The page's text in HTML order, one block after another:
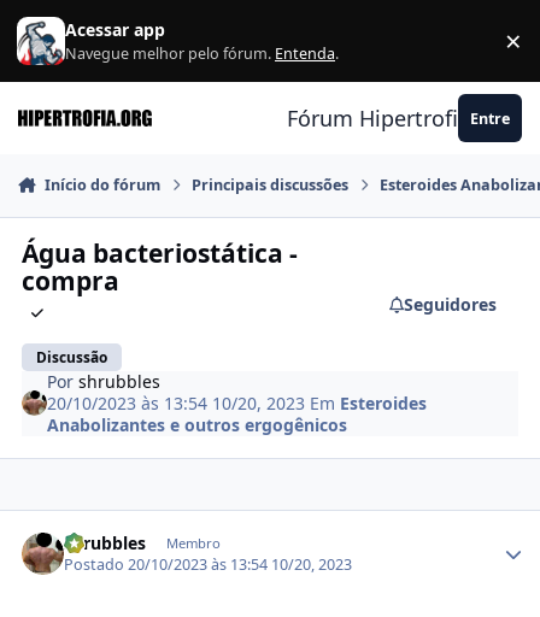
Ir para conteúdo
Acessar app
Navegue melhor pelo fórum. Entenda. ×
Fórum Hipertrofia.org
Entre
Início do fórum Principais discussões Esteroides
Água bacteriostática -
compra
Discussão
Seguidores
Porshrubbles
20/10/2023 às 13:54 10/20, 2023 Em Esteroides
Anabolizantes e outros ergogênicos
shrubbles Membro
Postado20/10/2023 às 13:54 10/20, 2023